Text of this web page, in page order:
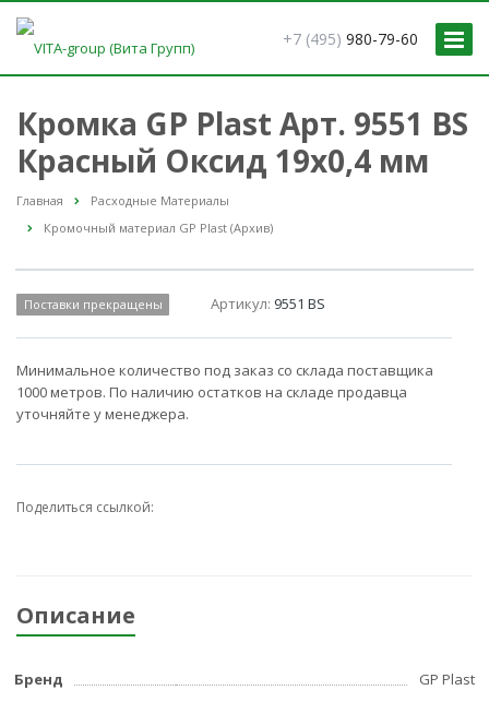
+7 (495) 980-79-60
Кромка GP Plast Арт. 9551 BS
Красный Оксид 19x0,4 мм
Главная
Расходные Материалы
Кромочный материал GP Plast (Архив)
Поставки прекращены Артикул: 9551 BS
Минимальное количество под заказ со склада поставщика
1000 метров. По наличию остатков на складе продавца
уточняйте у менеджера.
Поделиться ссылкой:
Описание
Бренд
GP Plast